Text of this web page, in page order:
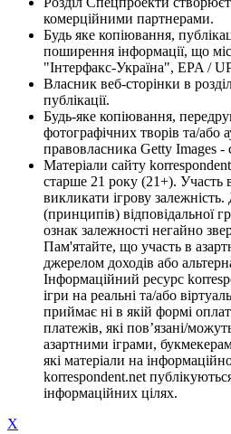
комерційними партнерами.
Будь яке копіювання,
поширення інформації, що
"Інтерфакс-Україна", EPA /
Власник веб-сторінки в
публікації.
Будь-яке копіювання,
фотографічних творів та/або
правовласника Getty Images -
Матеріали сайту
старше 21 року (21+). Участь
викликати ігрову
(принципів) відповідальної
ознак залежності негайно
Пам'ятайте, що участь в
джерелом доходів або
Інформаційний ресурс
ігри на реальні та/або
приймає ні в якій формі
платежів, які пов’язані/
азартними іграми,
які матеріали на
korrespondent.net
інформаційних цілях.
X